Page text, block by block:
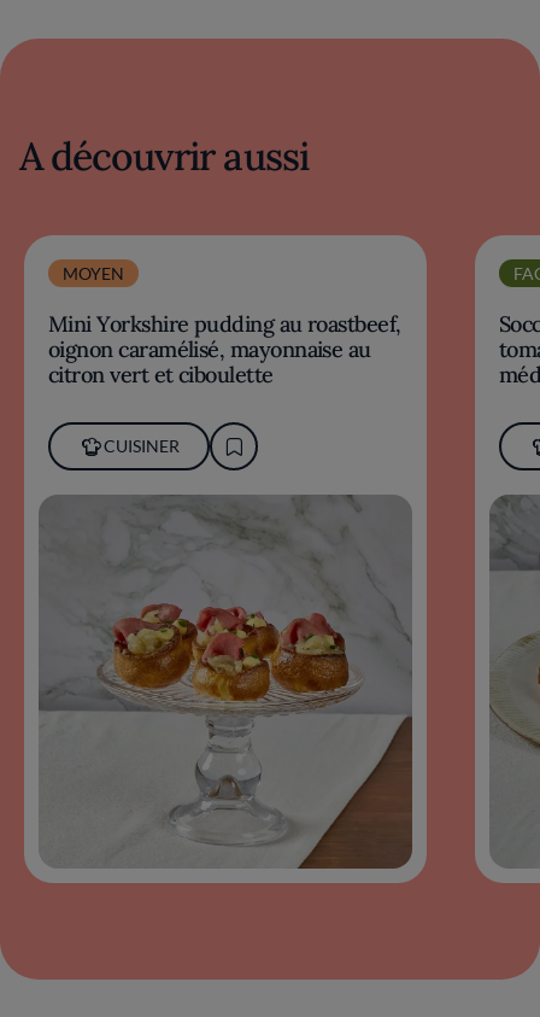
A découvrir aussi
MOYEN
Mini Yorkshire pudding au roastbeef,
oignon caramélisé, mayonnaise au
citron vert et ciboulette
CUISINER